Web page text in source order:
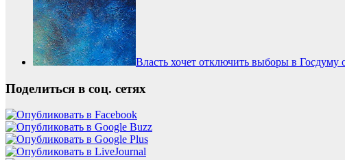
Власть хочет отключить выборы в Госдуму
Поделиться в соц. сетях